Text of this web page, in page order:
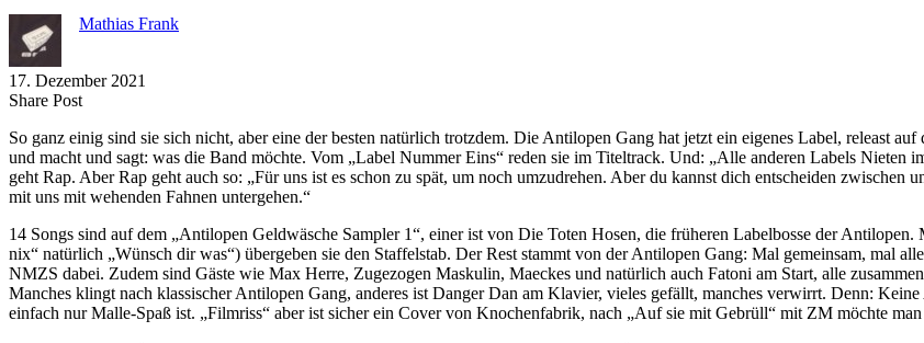
Mathias Frank
17. Dezember 2021
Share PostShare
Facebook
Copy
to
clipboard
Send
via
eMail
So ganz einig sind sie sich nicht, aber eine der besten natürlich trotzdem. Die Antilopen Gang hat jetzt ein eigenes Label, releast
und macht und sagt: was die Band möchte. Vom „Label Nummer Eins“ reden sie im Titeltrack. Und: „Alle anderen Labels Nieten
geht Rap. Aber Rap geht auch so: „Für uns ist es schon zu spät, um noch umzudrehen. Aber du kannst dich entscheiden zwischen
mit uns mit wehenden Fahnen untergehen.“
14 Songs sind auf dem „Antilopen Geldwäsche Sampler 1“, einer ist von Die Toten Hosen, die früheren Labelbosse der
nix“ natürlich „Wünsch dir was“) übergeben sie den Staffelstab. Der Rest stammt von der Antilopen Gang: Mal gemeinsam, mal
NMZS dabei. Zudem sind Gäste wie Max Herre, Zugezogen Maskulin, Maeckes und natürlich auch Fatoni am Start, alle
Manches klingt nach klassischer Antilopen Gang, anderes ist Danger Dan am Klavier, vieles gefällt, manches verwirrt. Denn:
einfach nur Malle-Spaß ist. „Filmriss“ aber ist sicher ein Cover von Knochenfabrik, nach „Auf sie mit Gebrüll“ mit ZM möchte